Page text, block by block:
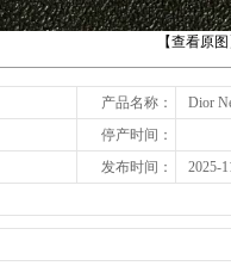
【查看原
产品名称：
Dior
停产时间：
发布时间：
2025-